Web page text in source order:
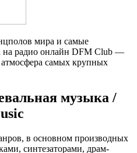
мира и самые
радио онлайн DFM Club —
самых крупных
музыка /
в основном производных
синтезаторами, драм-